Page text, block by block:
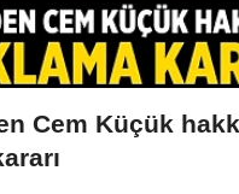
Cem Küçük